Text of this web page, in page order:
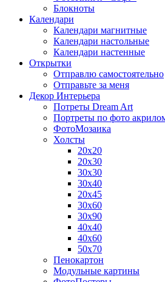
Блокноты
Календари
Календари магнитные
Календари настольные
Календари настенные
Открытки
Отправлю самостоятельно
Отправьте за меня
Декор Интерьера
Потреты Dream Art
Портреты по фото
ФотоМозаика
Холсты
20х20
20х30
30х30
30х40
20х45
30х60
30х90
40х40
40х60
50х70
Пенокартон
Модульные картины